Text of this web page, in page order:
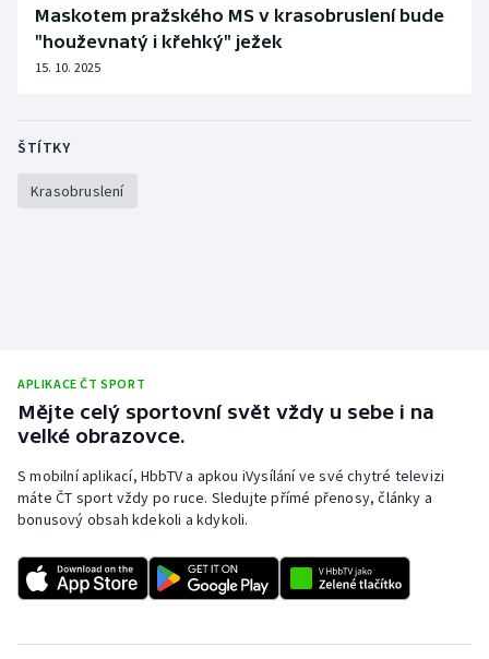
Lyže a snowboard
Moderní pětiboj
Ragby
Rychlobruslení
Rychlostní kanoistika
Sportovní střelba
Stolní tenis
Maskotem pražského MS v krasobruslení bude
"houževnatý i křehký" ježek
15. 10. 2025
ŠTÍTKY
Krasobruslení
APLIKACE ČT SPORT
Mějte celý sportovní svět vždy u sebe i na
velké obrazovce.
S mobilní aplikací, HbbTV a apkou iVysílání ve své chytré televizi
máte ČT sport vždy po ruce. Sledujte přímé přenosy, články a
bonusový obsah kdekoli a kdykoli.